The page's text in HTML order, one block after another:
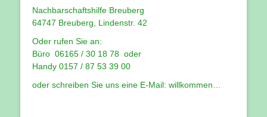
Nachbarschaftshilfe Breuberg
64747 Breuberg, Lindenstr. 42
Oder rufen Sie an:
Büro 06165 / 30 18 78 oder
Handy 0157 / 87 53 39 00
oder schreiben Sie uns eine E-Mail: willkommen…